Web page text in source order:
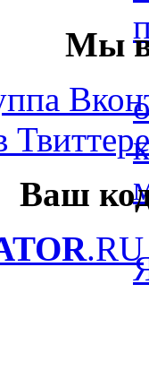
Мы в
Ваш
.RU